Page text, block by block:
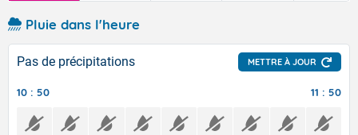
Pluie dans l'heure
Pas de précipitations METTRE À JOUR
10 : 50 11 : 50